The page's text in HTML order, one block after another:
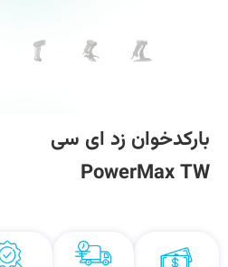
بارکدخوان زد ای سی
PowerMax TW